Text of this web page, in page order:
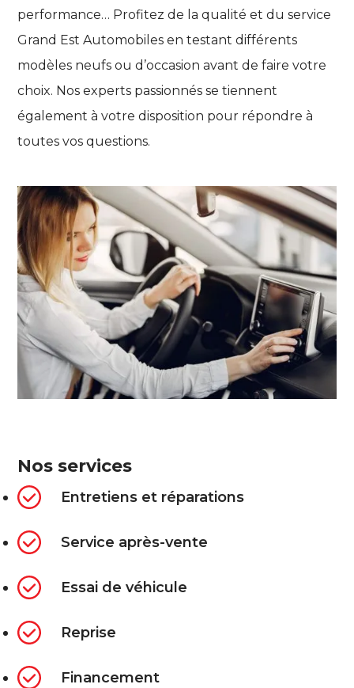
performance… Profitez de la qualité et du service
Grand Est Automobiles en testant différents
modèles neufs ou d’occasion avant de faire votre
choix. Nos experts passionnés se tiennent
également à votre disposition pour répondre à
toutes vos questions.
Nos services
Entretiens et réparations
Service après-vente
Essai de véhicule
Reprise
Financement